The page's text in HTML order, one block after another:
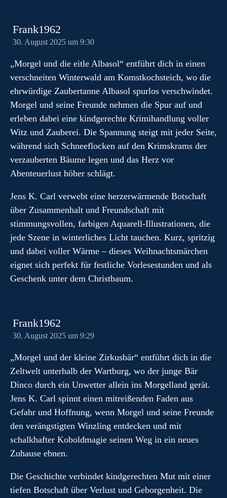
Frank1962
30. August 2025 um 9:30
„Morgel und die eitle Albasol“ entführt dich in einen
verschneiten Winterwald am Komstkochsteich, wo die
ehrwürdige Zaubertanne Albasol spurlos verschwindet.
Morgel und seine Freunde nehmen die Spur auf und
erleben dabei eine kindgerechte Krimihandlung voller
Witz und Zauberei. Die Spannung steigt mit jeder Seite,
während sich Schneeflocken auf den Krimskrams der
verzauberten Bäume legen und das Herz vor
Abenteuerlust höher schlägt.
Jens K. Carl verwebt eine herzerwärmende Botschaft
über Zusammenhalt und Freundschaft mit
stimmungsvollen, farbigen Aquarell-Illustrationen, die
jede Szene in winterliches Licht tauchen. Kurz, spritzig
und dabei voller Wärme – dieses Weihnachtsmärchen
eignet sich perfekt für festliche Vorlesestunden und als
Geschenk unter dem Christbaum.
Frank1962
30. August 2025 um 9:29
„Morgel und der kleine Zirkusbär“ entführt dich in die
Zeltwelt unterhalb der Wartburg, wo der junge Bär
Dinco durch ein Unwetter allein ins Morgelland gerät.
Jens K. Carl spinnt einen mitreißenden Faden aus
Gefahr und Hoffnung, wenn Morgel und seine Freunde
den verängstigten Winzling entdecken und mit
schalkhafter Koboldmagie seinen Weg in ein neues
Zuhause ebnen.
Die Geschichte verbindet kindgerechten Mut mit einer
tiefen Botschaft über Verlust und Geborgenheit. Die